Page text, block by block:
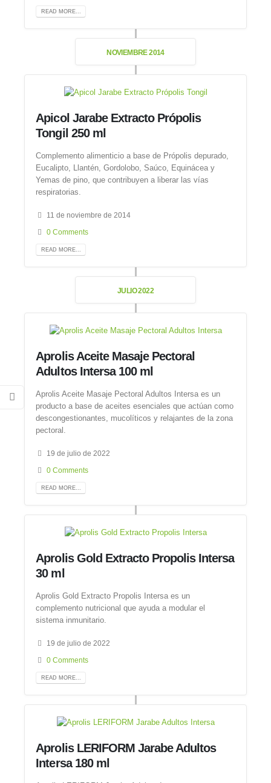
READ MORE...
NOVIEMBRE 2014
Apicol Jarabe Extracto Própolis
Tongil 250 ml
Complemento alimenticio a base de Própolis depurado,
Eucalipto, Llantén, Gordolobo, Saúco, Equinácea y
Yemas de pino, que contribuyen a liberar las vías
respiratorias.
11 de noviembre de 2014
0 Comments
READ MORE...
JULIO 2022
Aprolis Aceite Masaje Pectoral
Adultos Intersa 100 ml
Aprolis Aceite Masaje Pectoral Adultos Intersa es un
producto a base de aceites esenciales que actúan como
descongestionantes, mucolíticos y relajantes de la zona
pectoral.
19 de julio de 2022
0 Comments
READ MORE...
Aprolis Gold Extracto Propolis Intersa
30 ml
Aprolis Gold Extracto Propolis Intersa es un
complemento nutricional que ayuda a modular el
sistema inmunitario.
19 de julio de 2022
0 Comments
READ MORE...
Aprolis LERIFORM Jarabe Adultos
Intersa 180 ml